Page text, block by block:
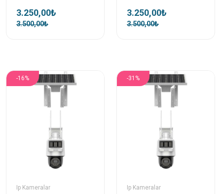
3.250,00₺
3.500,00₺
3.250,00₺
3.500,00₺
-16%
Ip Kameralar
-31%
Ip Kameralar